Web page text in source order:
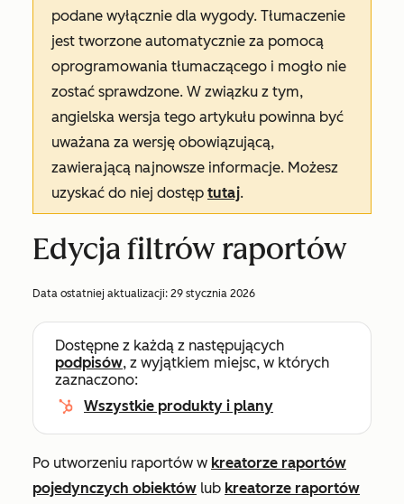
podane wyłącznie dla wygody. Tłumaczenie
jest tworzone automatycznie za pomocą
oprogramowania tłumaczącego i mogło nie
zostać sprawdzone. W związku z tym,
angielska wersja tego artykułu powinna być
uważana za wersję obowiązującą,
zawierającą najnowsze informacje. Możesz
uzyskać do niej dostęp tutaj.
Edycja filtrów raportów
Data ostatniej aktualizacji: 29 stycznia 2026
Dostępne z każdą z następujących
podpisów, z wyjątkiem miejsc, w których
zaznaczono:
Wszystkie produkty i plany
Po utworzeniu raportów w kreatorze raportów
pojedynczych obiektów lub kreatorze raportów